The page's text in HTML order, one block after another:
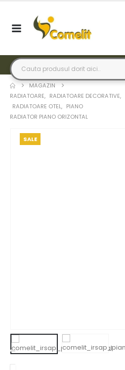
MAGAZIN
RADIATOARE, RADIATOARE DECORATIVE,
RADIATOARE OTEL, PIANO
RADIATOR PIANO ORIZONTAL
SALE